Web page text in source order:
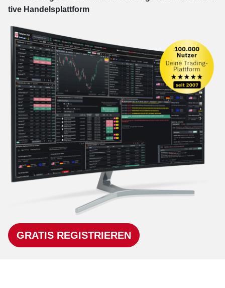
tive Han­dels­platt­form
GRATIS REGISTRIEREN